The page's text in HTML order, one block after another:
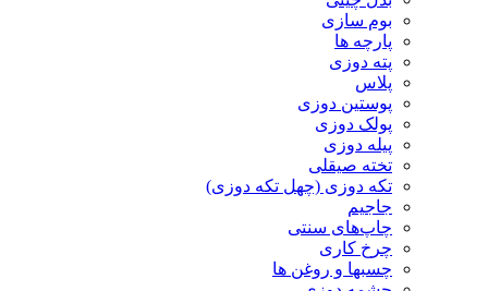
بوم سازی
پارچه ها
پته دوزی
پلاس
پوستین دوزی
پولک دوزی
پیله دوزی
تخته صیقلی
تکه دوزی (چهل تکه دوزی)
جاجیم
چاپ‌های سنتی
چرخ کاری
چسبها و روغن ها